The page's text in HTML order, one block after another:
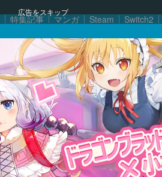
広告をスキップ
特集記事 マンガ Steam Switch2